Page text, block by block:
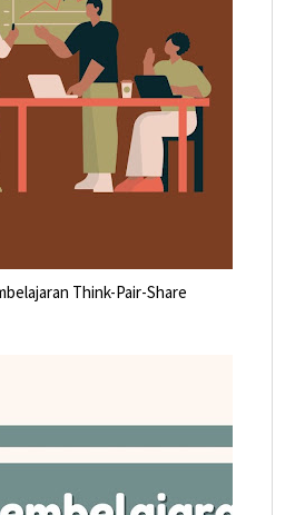
Think-Pair-Share